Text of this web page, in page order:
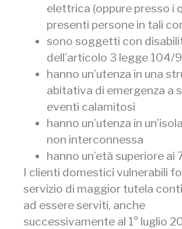
elettrica (oppure presso i
presenti persone in tali
sono soggetti con
dell’articolo 3 legge 104/
hanno un’utenza in una
abitativa di emergenza a
eventi calamitosi
hanno un’utenza in
non interconnessa
hanno un’età superiore ai
I clienti domestici vulnerabili
servizio di maggior tutela
ad essere serviti, anche
successivamente al 1° luglio